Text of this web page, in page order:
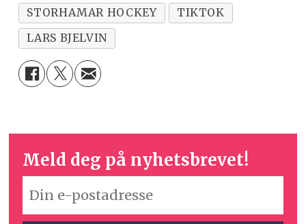
STORHAMAR HOCKEY
TIKTOK
LARS BJELVIN
Meld deg på nyhetsbrevet!